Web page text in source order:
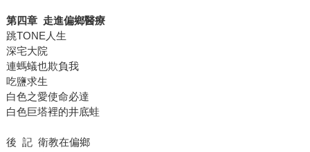
第四章 走進偏鄉醫療
跳TONE人生
深宅大院
連螞蟻也欺負我
吃鹽求生
白色之愛使命必達
白色巨塔裡的井底蛙
後 記 衛教在偏鄉